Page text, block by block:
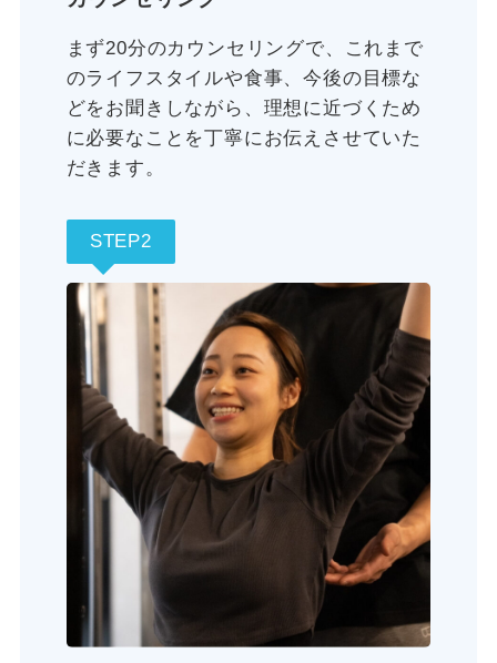
まず20分のカウンセリングで、これまで
のライフスタイルや食事、今後の目標な
どをお聞きしながら、理想に近づくため
に必要なことを丁寧にお伝えさせていた
だきます。
STEP2